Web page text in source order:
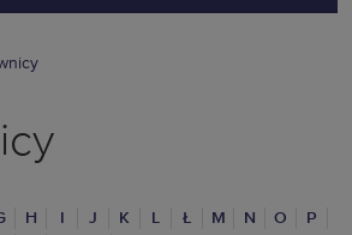
H J K L Ł M N O
P